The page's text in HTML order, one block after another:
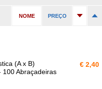
NOME PREÇO
(A x B)
100 Abraçadeiras
€ 2,40